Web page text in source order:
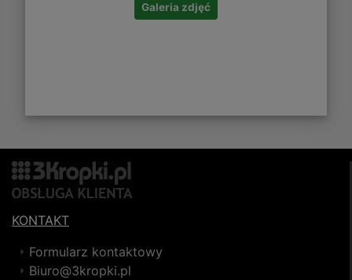
Galeria zdjęć
KONTAKT
Formularz kontaktowy
Biuro@3kropki.pl